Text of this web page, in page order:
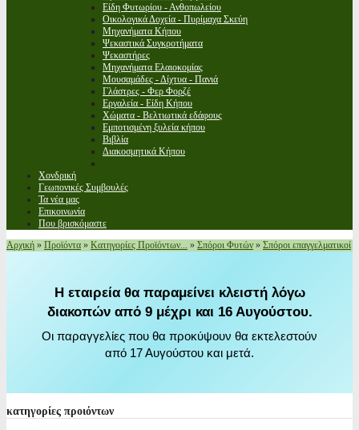
Είδη Φυτωρίου - Ανθοπωλείου
Οικολογικά Δοχεία - Πυρίμαχα Σκεύη
Μηχανήματα Κήπου
Ψεκαστικά Συγκροτήματα
Ψεκαστήρες
Μηχανήματα Ελαιοκομίας
Μουσαμάδες - Δίχτυα - Πανιά
Γλάστρες - Φερ Φορζέ
Εργαλεία - Είδη Κήπου
Χώματα - Βελτιωτικά εδάφους
Εμποτισμένη ξυλεία κήπου
Βιβλία
Διακοσμητικά Κήπου
Χονδρική
Γεωπονικές Συμβουλές
Τα νέα μας
Επικοινωνία
Που βρισκόμαστε
Αρχική » Προϊόντα » Κατηγορίες Προϊόντων... » Σπόροι Φυτών » Σπόροι επαγγελματικοί
Η εταιρεία θα παραμείνει κλειστή λόγω
διακοπών από 9 μέχρι και 16 Αυγούστου.
Οι παραγγελίες που θα προκύψουν θα εκτελεστούν
από 17 Αυγούστου και μετά.
κατηγορίες προιόντων